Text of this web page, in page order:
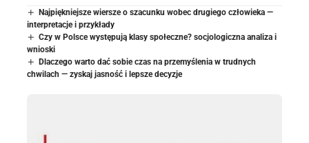
Najpiękniejsze wiersze o szacunku wobec drugiego człowieka —
interpretacje i przykłady
Czy w Polsce występują klasy społeczne? socjologiczna analiza i
wnioski
Dlaczego warto dać sobie czas na przemyślenia w trudnych
chwilach — zyskaj jasność i lepsze decyzje